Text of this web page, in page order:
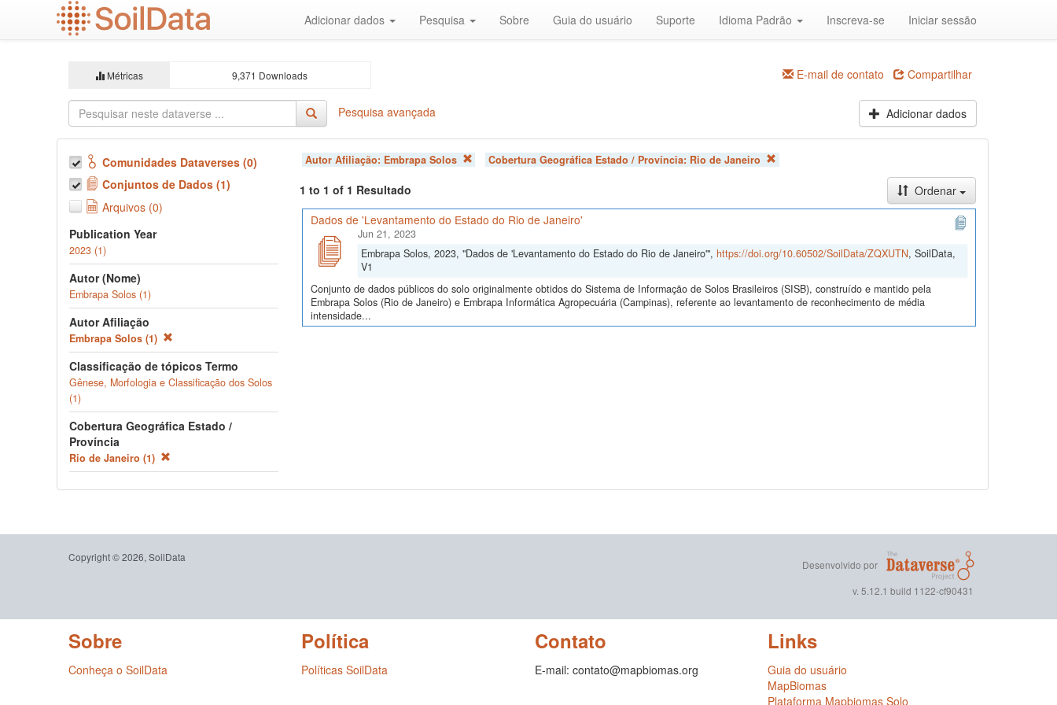
Adicionar dados Pesquisa Sobre Guia do usuário Suporte Idioma Padrão Inscreva-se Iniciar sessão
Métricas 9,371 Downloads E-mail de contato Compartilhar
Pesquisa avançada Adicionar dados
Comunidades Dataverses (0)
Conjuntos de Dados (1)
Arquivos (0)
Publication Year
2023 (1)
Autor (Nome)
Embrapa Solos (1)
Autor Afiliação
Embrapa Solos (1)
Classificação de tópicos Termo
Gênese, Morfologia e Classificação dos Solos
(1)
Cobertura Geográfica Estado /
Província
Rio de Janeiro (1)
Autor Afiliação: Embrapa Solos Cobertura Geográfica Estado / Província: Rio de Janeiro
1 to 1 of 1 Resultado
Ordenar
Dados de 'Levantamento do Estado do Rio de Janeiro'
Jun 21, 2023
Embrapa Solos, 2023, "Dados de 'Levantamento do Estado do Rio de Janeiro'", https://doi.org/10.60502/SoilData/ZQXUTN, SoilData,
V1
Conjunto de dados públicos do solo originalmente obtidos do Sistema de Informação de Solos Brasileiros (SISB), construído e mantido pela
Embrapa Solos (Rio de Janeiro) e Embrapa Informática Agropecuária (Campinas), referente ao levantamento de reconhecimento de média
intensidade...
Copyright © 2026, SoilData
Desenvolvido por
v. 5.12.1 build 1122-cf90431
Sobre
Conheça o SoilData
Política
Políticas SoilData
Contato
E-mail: contato@mapbiomas.org
Links
Guia do usuário
MapBiomas
Plataforma Mapbiomas Solo